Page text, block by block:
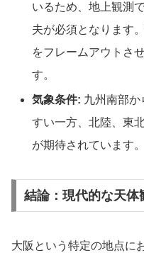
いるため、地上観測
夫が必須となります
をフレームアウトさ
す。
気象条件: 九州南部
すい一方、北陸、東
が期待されています。
結論：現代的な天体
大阪という特定の地点に